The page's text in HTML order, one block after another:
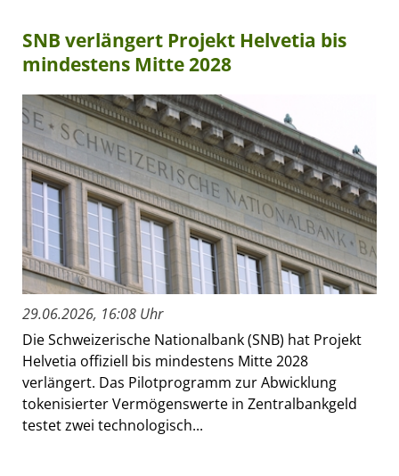
SNB verlängert Projekt Helvetia bis
mindestens Mitte 2028
29.06.2026, 16:08 Uhr
Die Schweizerische Nationalbank (SNB) hat Projekt
Helvetia offiziell bis mindestens Mitte 2028
verlängert. Das Pilotprogramm zur Abwicklung
tokenisierter Vermögenswerte in Zentralbankgeld
testet zwei technologisch...